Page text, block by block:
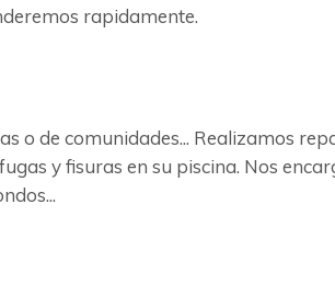
rapidamente.
o de comunidades... Realizamos
y fisuras en su piscina. Nos